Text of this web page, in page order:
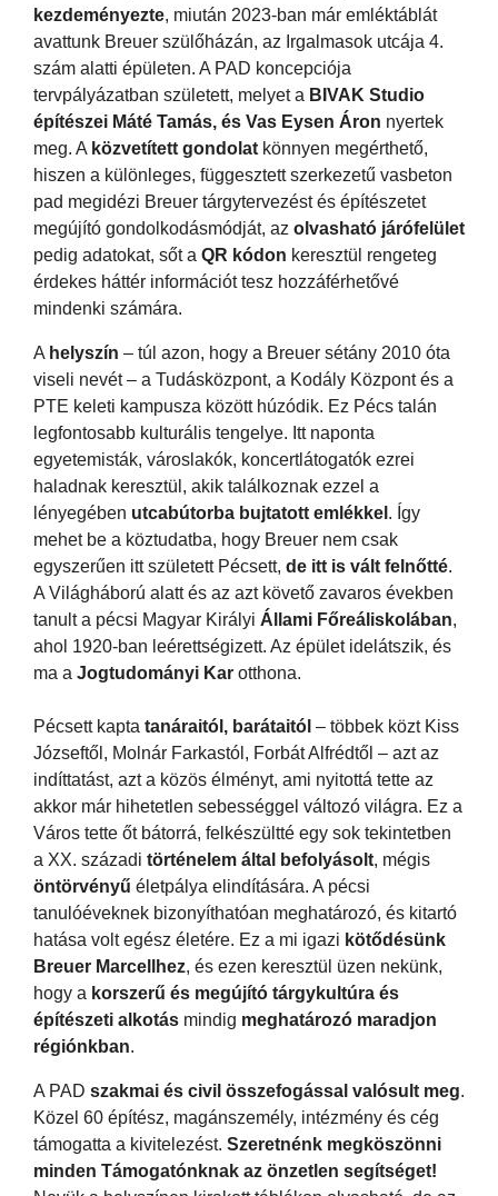
kezdeményezte, miután 2023-ban már emléktáblát
avattunk Breuer szülőházán, az Irgalmasok utcája 4.
szám alatti épületen. A PAD koncepciója
tervpályázatban született, melyet a BIVAK Studio
építészei Máté Tamás, és Vas Eysen Áron nyertek
meg. A közvetített gondolat könnyen megérthető,
hiszen a különleges, függesztett szerkezetű vasbeton
pad megidézi Breuer tárgytervezést és építészetet
megújító gondolkodásmódját, az olvasható járófelület
pedig adatokat, sőt a QR kódon keresztül rengeteg
érdekes háttér információt tesz hozzáférhetővé
mindenki számára.
A helyszín – túl azon, hogy a Breuer sétány 2010 óta
viseli nevét – a Tudásközpont, a Kodály Központ és a
PTE keleti kampusza között húzódik. Ez Pécs talán
legfontosabb kulturális tengelye. Itt naponta
egyetemisták, városlakók, koncertlátogatók ezrei
haladnak keresztül, akik találkoznak ezzel a
lényegében utcabútorba bujtatott emlékkel . Így
mehet be a köztudatba, hogy Breuer nem csak
egyszerűen itt született Pécsett, de itt is vált felnőtté.
A Világháború alatt és az azt követő zavaros években
tanult a pécsi Magyar Királyi Állami Főreáliskolában,
ahol 1920-ban leérettségizett. Az épület idelátszik, és
ma a Jogtudományi Kar otthona.
Pécsett kapta tanáraitól, barátaitól – többek közt Kiss
Józseftől, Molnár Farkastól, Forbát Alfrédtől – azt az
indíttatást, azt a közös élményt, ami nyitottá tette az
akkor már hihetetlen sebességgel változó világra. Ez a
Város tette őt bátorrá, felkészültté egy sok tekintetben
a XX. századi történelem által befolyásolt, mégis
öntörvényű életpálya elindítására. A pécsi
tanulóéveknek bizonyíthatóan meghatározó, és kitartó
hatása volt egész életére. Ez a mi igazi kötődésünk
Breuer Marcellhez, és ezen keresztül üzen nekünk,
hogy a korszerű és megújító tárgykultúra és
építészeti alkotás mindig meghatározó maradjon
régiónkban.
A PAD szakmai és civil összefogással valósult meg.
Közel 60 építész, magánszemély, intézmény és cég
támogatta a kivitelezést. Szeretnénk megköszönni
minden Támogatónknak az önzetlen segítséget!